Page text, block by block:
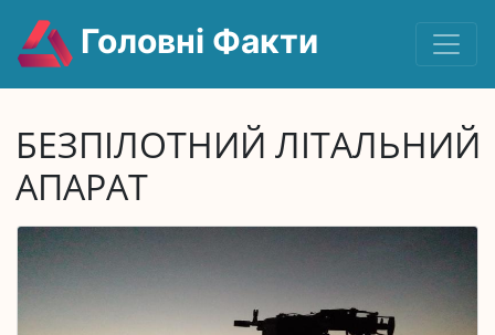
Головні Факти
БЕЗПІЛОТНИЙ ЛІТАЛЬНИЙ
АПАРАТ